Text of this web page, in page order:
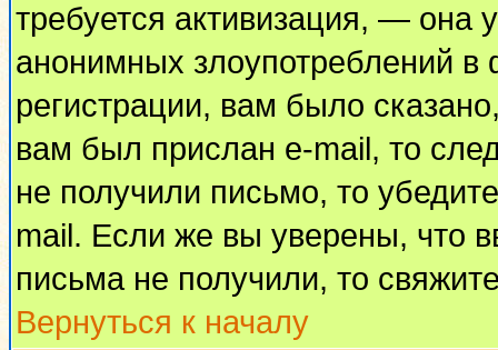
требуется активизация, — она
анонимных злоупотреблений
регистрации, вам было
вам был прислан e-mail, то
не получили письмо, то
mail. Если же вы уверены, что
письма не получили, то
Вернуться к началу